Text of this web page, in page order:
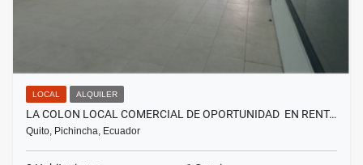
LOCAL ALQUILER
LA COLON LOCAL COMERCIAL DE OPORTUNIDAD EN RENT…
Quito, Pichincha, Ecuador